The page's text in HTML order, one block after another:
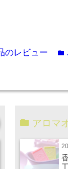
のレビュー folder
アロマ